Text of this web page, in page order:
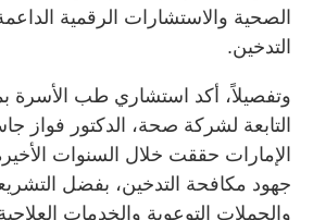
الصحية والاستشارات الرقمية
التدخين.
وتفصيلاً، أكد استشاري طب الأسرة
التابعة لشركة صحة، الدكتور فواز
الإمارات حققت خلال السنوات
جهود مكافحة التدخين، بفضل
والحملات التوعوية والخدمات